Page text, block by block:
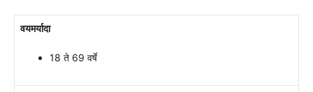
वयमर्यादा
18 ते 69 वर्षे